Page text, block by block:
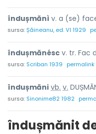
îndușmănì v. a (se)
sursa:Șăineanu, ed. VI 1929
îndușmănésc v. tr. Fac
sursa: Scriban 1939 permalink
îndușmăni vb. v.
sursa: Sinonime82 1982
îndușmănit